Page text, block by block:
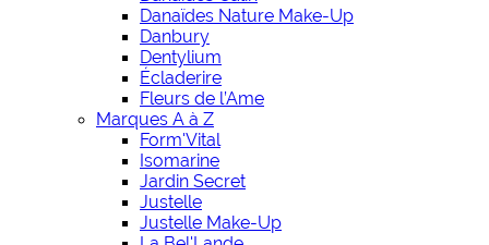
Danaïdes Nature Make-Up
Danbury
Dentylium
Écladerire
Fleurs de l’Ame
Marques A à Z
Form'Vital
Isomarine
Jardin Secret
Justelle
Justelle Make-Up